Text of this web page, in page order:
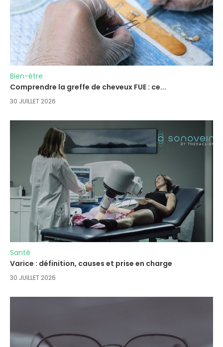
Bien-être
Comprendre la greffe de cheveux FUE : ce...
30 JUILLET 2026
Santé
Varice : définition, causes et prise en charge
30 JUILLET 2026